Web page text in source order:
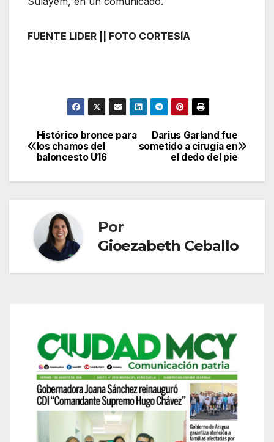
FUENTE LIDER || FOTO CORTESÍA
Navegación
de
Darius Garland fue
sometido a cirugía en
el dedo del pie
Histórico bronce para
los chamos del
baloncesto U16
Por
Gioezabeth Ceballo